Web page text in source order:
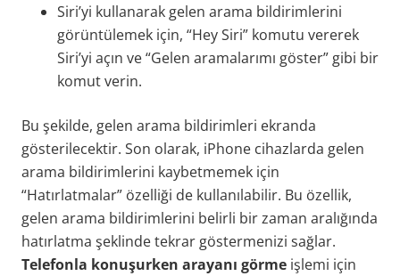
Siri’yi kullanarak gelen arama bildirimlerini
görüntülemek için, “Hey Siri” komutu vererek
Siri’yi açın ve “Gelen aramalarımı göster” gibi bir
komut verin.
Bu şekilde, gelen arama bildirimleri ekranda
gösterilecektir. Son olarak, iPhone cihazlarda gelen
arama bildirimlerini kaybetmemek için
“Hatırlatmalar” özelliği de kullanılabilir. Bu özellik,
gelen arama bildirimlerini belirli bir zaman aralığında
hatırlatma şeklinde tekrar göstermenizi sağlar.
Telefonla konuşurken arayanı görme işlemi için